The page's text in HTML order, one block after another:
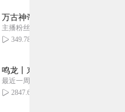
万古神帝丨玄幻丨热血丨紫襟团
主播粉丝2836万
349.78万
鸣龙丨东方玄幻丨紫襟团队丨轻
最近一周更新
2847.62万